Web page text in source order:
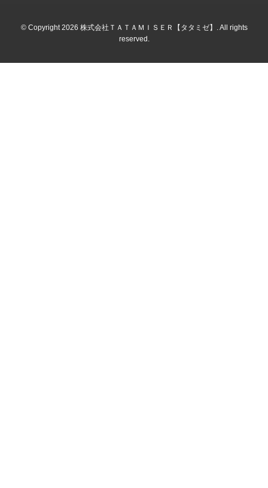
© Copyright 2026 株式会社ＴＡＴＡＭＩＳＥＲ【タタミゼ】. All rights
reserved.